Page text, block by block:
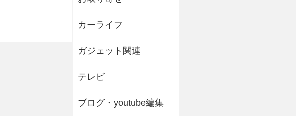
カーライフ
ガジェット関連
テレビ
ブログ・youtube編集